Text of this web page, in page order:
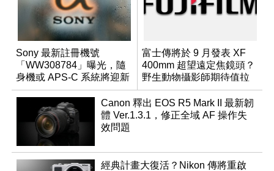
Sony 最新註冊機號
「WW308784」曝光，隨
身機或 APS-C 系統將迎新
成員？
富士傳將於 9 月發表 XF
400mm 超望遠定焦鏡頭？
野生動物攝影師期待值拉
滿
Canon 釋出 EOS R5 Mark II 最新韌
體 Ver.1.3.1，修正全域 AF 操作失
效問題
經典計畫大復活？Nikon 傳將重啟